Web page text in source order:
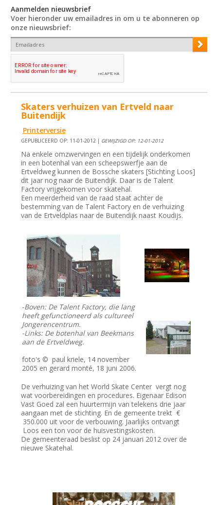
Aanmelden nieuwsbrief
Voer hieronder uw emailadres in om u te abonneren op
onze nieuwsbrief:
Skaters verhuizen van Ertveld naar
Buitendijk
Printerversie
GEPUBLICEERD OP: 11-01-2012 | GEWIJZIGD OP: 12-01-2012
Na enkele omzwervingen en een tijdelijk onderkomen
in een botenhal van een scheepswerfje aan de
Ertveldweg kunnen de Bossche skaters [Stichting Loos]
dit jaar nog naar de Buitendijk. Daar is de Talent
Factory vrijgekomen voor skatehal.
Een meerderheid van de raad staat achter de
bestemming van de Talent Factory en de verhuizing
van de Ertveldplas naar de Buitendijk naast Koudijs.
-Boven: De Talent Factory, die lang
heeft gefunctioneerd als cultureel
Jongerencentrum.
-Links: De botenhal van Beekmans
aan de Ertveldweg.
foto's © paul kriele, 14 november
2005 en gerard monté, 18 juni 2006.
De verhuizing van het World Skate Center vergt nog
wat voorbereidingen en procedures. Eigenaar Edison
Vast Goed zal een huurtermijn van telekens drie jaar
aangaan met de stichting. En de gemeente trekt €
350.000 uit voor de verbouwing. Jaarlijks ontvangt
Loos een ton voor de huisvestingskosten.
De gemeenteraad beslist op 24 januari 2012 over de
nieuwe Skatehal.